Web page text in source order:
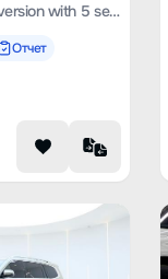
Tank 500 2023 sports version with 5 seats
Отчет